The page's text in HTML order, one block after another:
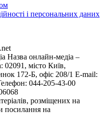
і персональних даних
Назва онлайн-медіа –
02091, місто Київ,
172-Б, офіс 208/1 E-mail:
044-205-43-00
розміщених на
посилання на